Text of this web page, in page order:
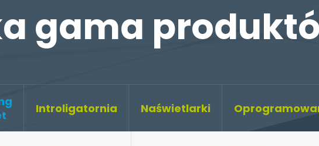
gama
Introligatornia Naświetlarki